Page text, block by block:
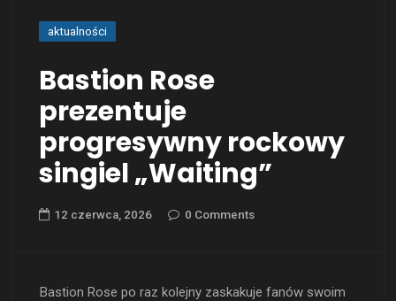
aktualności
Bastion Rose
prezentuje
progresywny rockowy
singiel „Waiting”
12 czerwca, 2026 0 Comments
Bastion Rose po raz kolejny zaskakuje fanów swoim